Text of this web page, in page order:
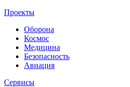
Проекты
Оборона
Космос
Медицина
Безопасность
Авиация
Сервисы